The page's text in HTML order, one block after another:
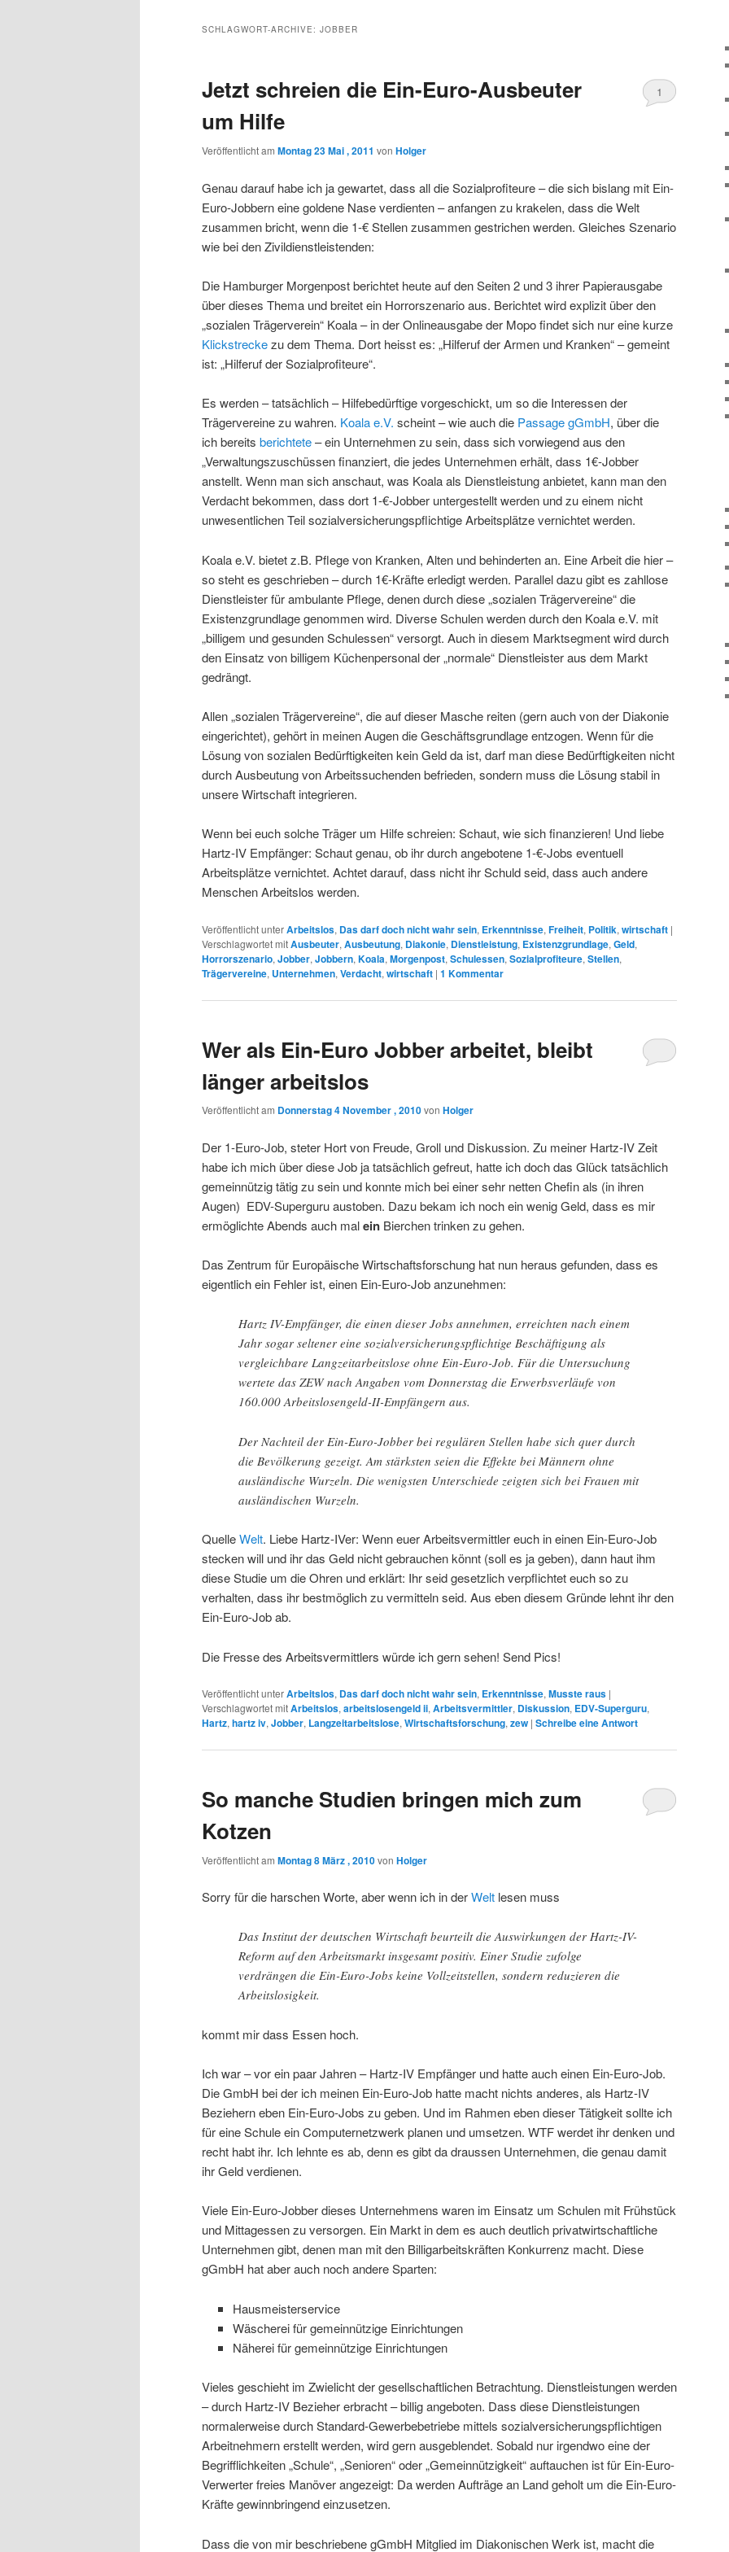
wechseln
SCHLAGWORT-ARCHIVE: JOBBER
Jetzt schreien die Ein-Euro-Ausbeuter
um Hilfe
Veröffentlicht am Montag 23 Mai , 2011 von Holger
1
Genau darauf habe ich ja gewartet, dass all die Sozialprofiteure – die sich bislang mit Ein-
Euro-Jobbern eine goldene Nase verdienten – anfangen zu krakelen, dass die Welt
zusammen bricht, wenn die 1-€ Stellen zusammen gestrichen werden. Gleiches Szenario
wie bei den Zivildienstleistenden:
Die Hamburger Morgenpost berichtet heute auf den Seiten 2 und 3 ihrer Papierausgabe
über dieses Thema und breitet ein Horrorszenario aus. Berichtet wird explizit über den
„sozialen Trägerverein“ Koala – in der Onlineausgabe der Mopo findet sich nur eine kurze
Klickstreckezu dem Thema. Dort heisst es: „Hilferuf der Armen und Kranken“ – gemeint
ist: „Hilferuf der Sozialprofiteure“.
Es werden – tatsächlich – Hilfebedürftige vorgeschickt, um so die Interessen der
Trägervereine zu wahren. Koala e.V. scheint – wie auch die Passage gGmbH, über die
ich bereits berichtete– ein Unternehmen zu sein, dass sich vorwiegend aus den
„Verwaltungszuschüssen finanziert, die jedes Unternehmen erhält, dass 1€-Jobber
anstellt. Wenn man sich anschaut, was Koala als Dienstleistung anbietet, kann man den
Verdacht bekommen, dass dort 1-€-Jobber untergestellt werden und zu einem nicht
unwesentlichen Teil sozialversicherungspflichtige Arbeitsplätze vernichtet werden.
Koala e.V. bietet z.B. Pflege von Kranken, Alten und behinderten an. Eine Arbeit die hier –
so steht es geschrieben – durch 1€-Kräfte erledigt werden. Parallel dazu gibt es zahllose
Dienstleister für ambulante Pflege, denen durch diese „sozialen Trägervereine“ die
Existenzgrundlage genommen wird. Diverse Schulen werden durch den Koala e.V. mit
„billigem und gesunden Schulessen“ versorgt. Auch in diesem Marktsegment wird durch
den Einsatz von billigem Küchenpersonal der „normale“ Dienstleister aus dem Markt
gedrängt.
Allen „sozialen Trägervereine“, die auf dieser Masche reiten (gern auch von der Diakonie
eingerichtet), gehört in meinen Augen die Geschäftsgrundlage entzogen. Wenn für die
Lösung von sozialen Bedürftigkeiten kein Geld da ist, darf man diese Bedürftigkeiten nicht
durch Ausbeutung von Arbeitssuchenden befrieden, sondern muss die Lösung stabil in
unsere Wirtschaft integrieren.
Wenn bei euch solche Träger um Hilfe schreien: Schaut, wie sich finanzieren! Und liebe
Hartz-IV Empfänger: Schaut genau, ob ihr durch angebotene 1-€-Jobs eventuell
Arbeitsplätze vernichtet. Achtet darauf, dass nicht ihr Schuld seid, dass auch andere
Menschen Arbeitslos werden.
Veröffentlicht unterArbeitslos, Das darf doch nicht wahr sein, Erkenntnisse, Freiheit, Politik, wirtschaft |
Verschlagwortet mitAusbeuter, Ausbeutung, Diakonie, Dienstleistung, Existenzgrundlage, Geld,
Horrorszenario, Jobber, Jobbern, Koala, Morgenpost, Schulessen, Sozialprofiteure, Stellen,
Trägervereine, Unternehmen, Verdacht, wirtschaft | 1 Kommentar
Wer als Ein-Euro Jobber arbeitet, bleibt
länger arbeitslos
Veröffentlicht am Donnerstag 4 November , 2010von Holger
Der 1-Euro-Job, steter Hort von Freude, Groll und Diskussion. Zu meiner Hartz-IV Zeit
habe ich mich über diese Job ja tatsächlich gefreut, hatte ich doch das Glück tatsächlich
gemeinnützig tätig zu sein und konnte mich bei einer sehr netten Chefin als (in ihren
Augen) EDV-Superguru austoben. Dazu bekam ich noch ein wenig Geld, dass es mir
ermöglichte Abends auch malein Bierchen trinken zu gehen.
Das Zentrum für Europäische Wirtschaftsforschung hat nun heraus gefunden, dass es
eigentlich ein Fehler ist, einen Ein-Euro-Job anzunehmen:
Hartz IV-Empfänger, die einen dieser Jobs annehmen, erreichten nach einem
Jahr sogar seltener eine sozialversicherungspflichtige Beschäftigung als
vergleichbare Langzeitarbeitslose ohne Ein-Euro-Job. Für die Untersuchung
wertete das ZEW nach Angaben vom Donnerstag die Erwerbsverläufe von
160.000 Arbeitslosengeld-II-Empfängern aus.
Der Nachteil der Ein-Euro-Jobber bei regulären Stellen habe sich quer durch
die Bevölkerung gezeigt. Am stärksten seien die Effekte bei Männern ohne
ausländische Wurzeln. Die wenigsten Unterschiede zeigten sich bei Frauen mit
ausländischen Wurzeln.
QuelleWelt. Liebe Hartz-IVer: Wenn euer Arbeitsvermittler euch in einen Ein-Euro-Job
stecken will und ihr das Geld nicht gebrauchen könnt (soll es ja geben), dann haut ihm
diese Studie um die Ohren und erklärt: Ihr seid gesetzlich verpflichtet euch so zu
verhalten, dass ihr bestmöglich zu vermitteln seid. Aus eben diesem Gründe lehnt ihr den
Ein-Euro-Job ab.
Die Fresse des Arbeitsvermittlers würde ich gern sehen! Send Pics!
Veröffentlicht unterArbeitslos, Das darf doch nicht wahr sein, Erkenntnisse, Musste raus |
Verschlagwortet mitArbeitslos, arbeitslosengeld ii, Arbeitsvermittler, Diskussion, EDV-Superguru,
Hartz, hartz iv, Jobber, Langzeitarbeitslose, Wirtschaftsforschung, zew | Schreibe eine Antwort
So manche Studien bringen mich zum
Kotzen
Veröffentlicht am Montag 8 März , 2010von Holger
Sorry für die harschen Worte, aber wenn ich in derWelt lesen muss
Das Institut der deutschen Wirtschaft beurteilt die Auswirkungen der Hartz-IV-
Reform auf den Arbeitsmarkt insgesamt positiv. Einer Studie zufolge
verdrängen die Ein-Euro-Jobs keine Vollzeitstellen, sondern reduzieren die
Arbeitslosigkeit.
kommt mir dass Essen hoch.
Ich war – vor ein paar Jahren – Hartz-IV Empfänger und hatte auch einen Ein-Euro-Job.
Die GmbH bei der ich meinen Ein-Euro-Job hatte macht nichts anderes, als Hartz-IV
Beziehern eben Ein-Euro-Jobs zu geben. Und im Rahmen eben dieser Tätigkeit sollte ich
für eine Schule ein Computernetzwerk planen und umsetzen. WTF werdet ihr denken und
recht habt ihr. Ich lehnte es ab, denn es gibt da draussen Unternehmen, die genau damit
ihr Geld verdienen.
Viele Ein-Euro-Jobber dieses Unternehmens waren im Einsatz um Schulen mit Frühstück
und Mittagessen zu versorgen. Ein Markt in dem es auch deutlich privatwirtschaftliche
Unternehmen gibt, denen man mit den Billigarbeitskräften Konkurrenz macht. Diese
gGmbH hat aber auch noch andere Sparten:
Hausmeisterservice
Wäscherei für gemeinnützige Einrichtungen
Näherei für gemeinnützige Einrichtungen
Vieles geschieht im Zwielicht der gesellschaftlichen Betrachtung. Dienstleistungen werden
– durch Hartz-IV Bezieher erbracht – billig angeboten. Dass diese Dienstleistungen
normalerweise durch Standard-Gewerbebetriebe mittels sozialversicherungspflichtigen
Arbeitnehmern erstellt werden, wird gern ausgeblendet. Sobald nur irgendwo eine der
Begrifflichkeiten „Schule“, „Senioren“ oder „Gemeinnützigkeit“ auftauchen ist für Ein-Euro-
Verwerter freies Manöver angezeigt: Da werden Aufträge an Land geholt um die Ein-Euro-
Kräfte gewinnbringend einzusetzen.
Dass die von mir beschriebene gGmbH Mitglied im Diakonischen Werk ist, macht die